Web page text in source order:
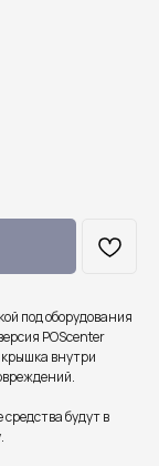
под оборудования
POScenter
внутри
будут в